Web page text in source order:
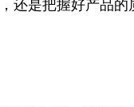
是把握好产品的